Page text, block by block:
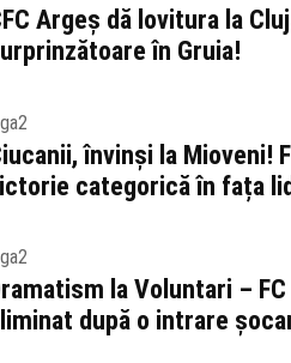
Argeș dă lovitura la
în Gruia!
învinși la Mioveni!
categorică în fața
la Voluntari –
după o intrare